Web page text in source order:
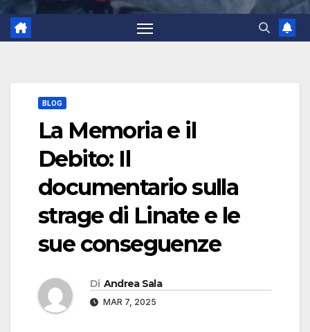
BLOG
La Memoria e il
Debito: Il
documentario sulla
strage di Linate e le
sue conseguenze
Di Andrea Sala
MAR 7, 2025